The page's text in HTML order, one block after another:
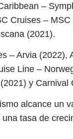
–
Cruises –
(2021).
– Arvia (2022),
Line –
y Carnival
alcance un
tasa de